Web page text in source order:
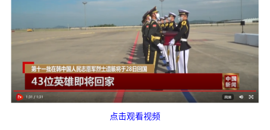
点击观看视频